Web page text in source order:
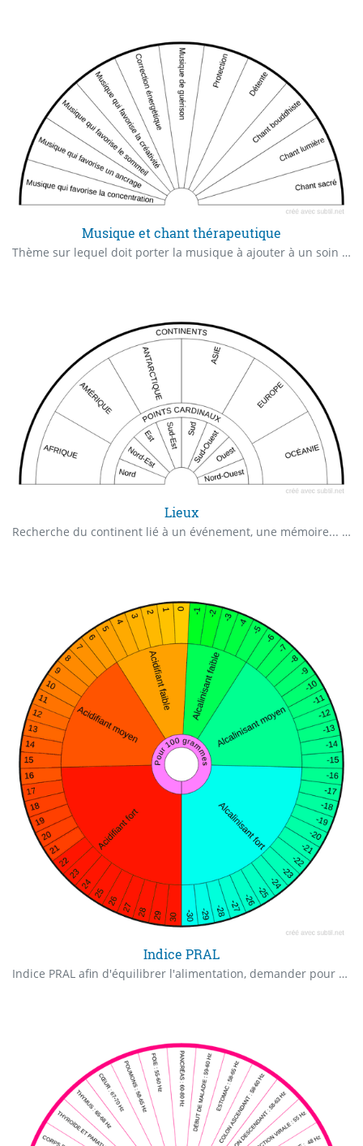
Musique et chant thérapeutique
Thème sur lequel doit porter la musique à ajouter à un soin énergétique.
Lieux
Recherche du continent lié à un événement, une mémoire... Utilisation éventuelle des points cardinaux pour cerner plus précisément dans le continent où l'"action" s'est déroulée.
Indice PRAL
Indice PRAL afin d'équilibrer l'alimentation, demander pour 100 gr et faire le rapport